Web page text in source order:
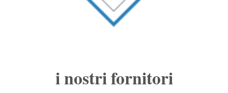
i nostri fornitori